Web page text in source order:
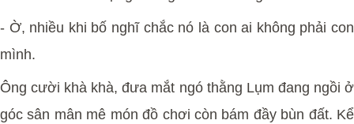
- Ờ, nhiều khi bố nghĩ chắc nó là con ai không phải con
mình.
Ông cười khà khà, đưa mắt ngó thằng Lụm đang ngồi ở
góc sân mân mê món đồ chơi còn bám đầy bùn đất. Kể